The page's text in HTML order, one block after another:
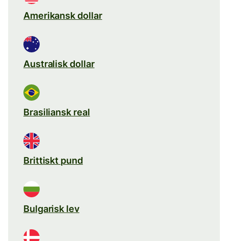
Amerikansk dollar
Australisk dollar
Brasiliansk real
Brittiskt pund
Bulgarisk lev